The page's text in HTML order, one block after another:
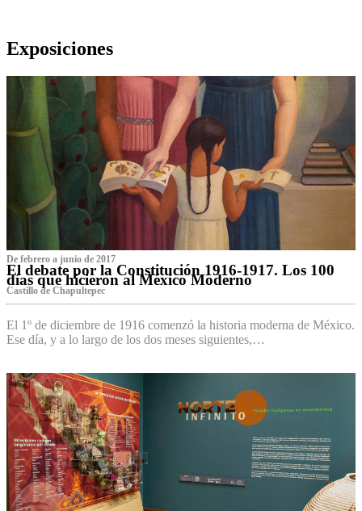
Exposiciones
De febrero a junio de 2017
El debate por la Constitución 1916-1917. Los 100
días que hicieron al México Moderno
Castillo de Chapultepec
El 1º de diciembre de 1916 comenzó la historia moderna de México.
Ese día, y a lo largo de los dos meses siguientes,…